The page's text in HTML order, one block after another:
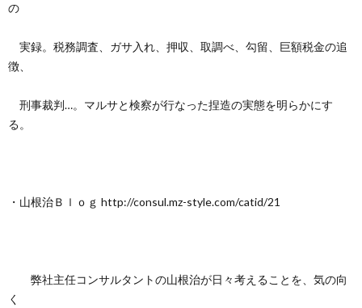
の
実録。税務調査、ガサ入れ、押収、取調べ、勾留、巨額税金の追
徴、
刑事裁判…。マルサと検察が行なった捏造の実態を明らかにす
る。
・山根治Ｂｌｏｇ http://consul.mz-style.com/catid/21
弊社主任コンサルタントの山根治が日々考えることを、気の向
く